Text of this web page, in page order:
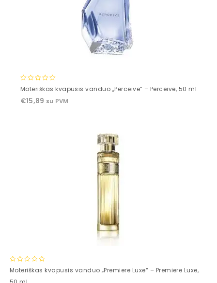
0
of
Moteriškas kvapusis vanduo „Perceive“ – Perceive, 50 ml
€15,89 su PVM
0
Moteriškas kvapusis vanduo „Premiere Luxe“ – Premiere Luxe,